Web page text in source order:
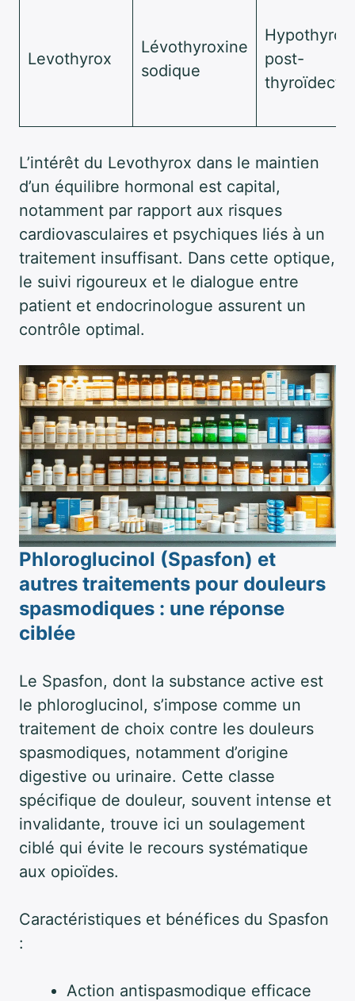
Levothyrox
Lévothyroxine
sodique
post-
L’intérêt du Levothyrox dans le maintien
d’un équilibre hormonal est capital,
notamment par rapport aux risques
cardiovasculaires et psychiques liés à un
traitement insuffisant. Dans cette optique,
le suivi rigoureux et le dialogue entre
patient et endocrinologue assurent un
contrôle optimal.
Phloroglucinol (Spasfon) et
autres traitements pour douleurs
spasmodiques : une réponse
ciblée
Le Spasfon, dont la substance active est
le phloroglucinol, s’impose comme un
traitement de choix contre les douleurs
spasmodiques, notamment d’origine
digestive ou urinaire. Cette classe
spécifique de douleur, souvent intense et
invalidante, trouve ici un soulagement
ciblé qui évite le recours systématique
aux opioïdes.
Caractéristiques et bénéfices du Spasfon
:
Action antispasmodique efficace